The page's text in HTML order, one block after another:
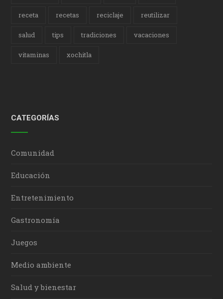
receta recetas reciclaje reutilizar
salud tips tradiciones vacaciones
vitaminas xochitla
CATEGORÍAS
Comunidad
Educación
Entretenimiento
Gastronomía
Juegos
Medio ambiente
Salud y bienestar